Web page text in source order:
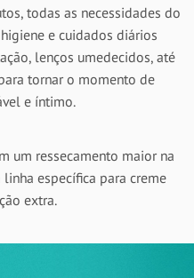
todas as necessidades do
e cuidados diários
lenços umedecidos, até
tornar o momento de
e íntimo.
um ressecamento maior na
específica para creme
extra.